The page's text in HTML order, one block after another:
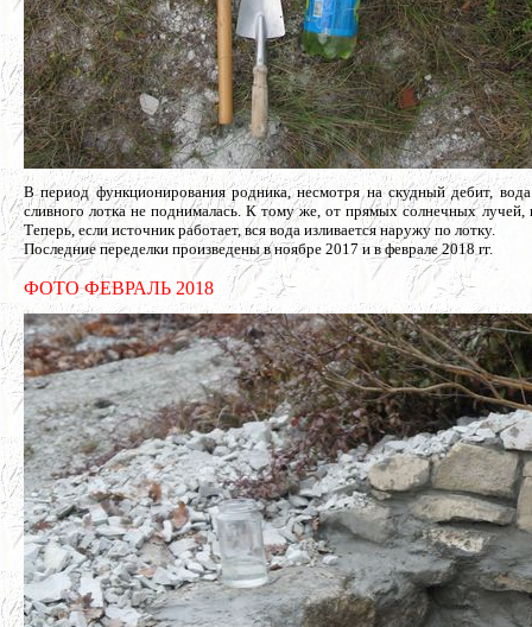
В период функционирования родника, несмотря на скудный дебит,
сливного лотка не поднималась. К тому же, от прямых солнечных лучей,
Теперь, если источник работает, вся вода изливается наружу по лотку.
Последние переделки произведены в ноябре 2017 и в феврале 2018 гг.
ФОТО ФЕВРАЛЬ 2018